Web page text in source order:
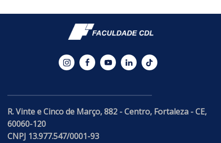
R. Vinte e Cinco de Março, 882 - Centro, Fortaleza - CE,
60060-120
CNPJ 13.977.547/0001-93